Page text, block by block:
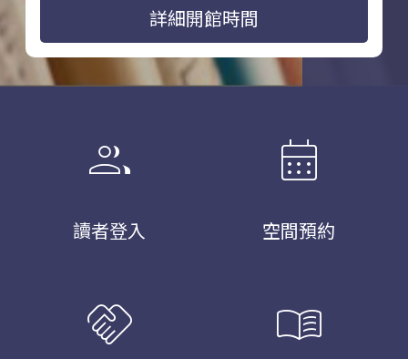
詳細開館時間
group
讀者登入
calendar_month
空間預約
handshake menu_book